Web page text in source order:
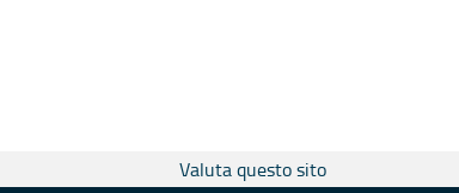
Valuta questo sito